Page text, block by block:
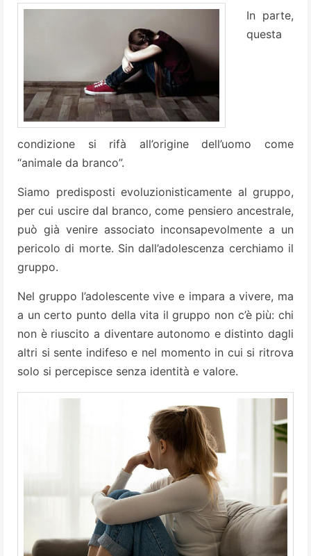
In parte,
questa
condizione si rifà all’origine dell’uomo come
“animale da branco”.
Siamo predisposti evoluzionisticamente al gruppo,
per cui uscire dal branco, come pensiero ancestrale,
può già venire associato inconsapevolmente a un
pericolo di morte. Sin dall’adolescenza cerchiamo il
gruppo.
Nel gruppo l’adolescente vive e impara a vivere, ma
a un certo punto della vita il gruppo non c’è più: chi
non è riuscito a diventare autonomo e distinto dagli
altri si sente indifeso e nel momento in cui si ritrova
solo si percepisce senza identità e valore.